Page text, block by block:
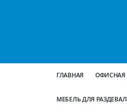
ГЛАВНАЯ ОФИСНАЯ
МЕБЕЛЬ ДЛЯ